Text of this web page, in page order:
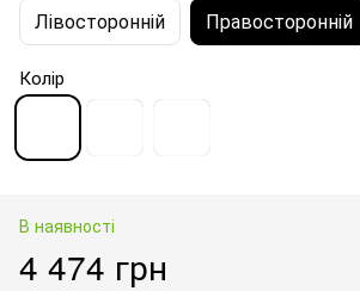
Лівосторонній Правосторонній
Колір
В наявності
4 474 грн